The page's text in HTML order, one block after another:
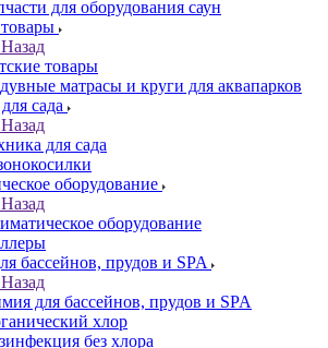
для оборудования саун
Назад
товары
матрасы и круги для аквапарков
сада
Назад
для сада
оборудование
Назад
оборудование
бассейнов, прудов и SPA
Назад
для бассейнов, прудов и SPA
хлор
без хлора